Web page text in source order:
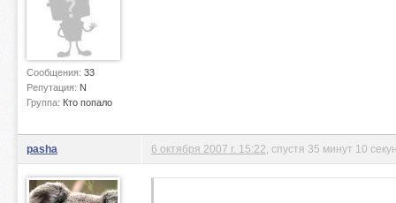
Сообщения: 33
Репутация: N
Группа: Кто попало
pasha 6 октября 2007 г. 15:22 , спустя 35 минут 10